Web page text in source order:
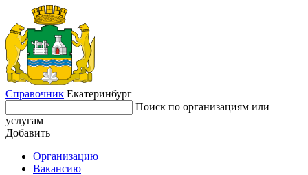
Справочник Екатеринбург
Поиск по организациям или
услугам
Добавить
Организацию
Вакансию